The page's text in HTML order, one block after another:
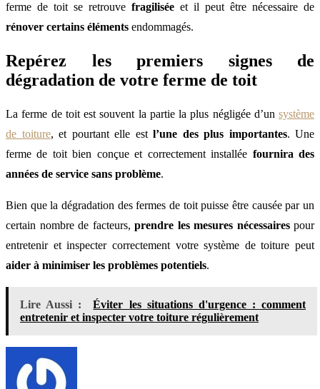
ferme de toit se retrouve fragilisée et il peut être nécessaire de
rénover certains éléments endommagés.
Repérez les premiers signes de
dégradation de votre ferme de toit
La ferme de toit est souvent la partie la plus négligée d’un système
de toiture, et pourtant elle est l’une des plus importantes. Une
ferme de toit bien conçue et correctement installée fournira des
années de service sans problème.
Bien que la dégradation des fermes de toit puisse être causée par un
certain nombre de facteurs, prendre les mesures nécessairespour
entretenir et inspecter correctement votre système de toiture peut
aider à minimiser les problèmes potentiels.
Lire Aussi :
Éviter les situations d'urgence : comment
entretenir et inspecter votre toiture régulièrement